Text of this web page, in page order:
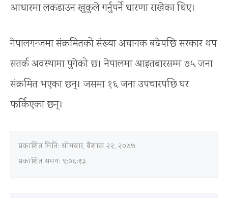
आधारमा लकडाउन खुकुले गर्नुपर्ने धारणा राखेका थिए।
नेपालगन्जमा संक्रमितको संख्या अचानक बढेपछि सरकार थप
सतर्क अवस्थामा पुगेको छ। नेपालमा आइतबारसम्म ७५ जना
संक्रमित भएका छन्। जसमा १६ जना उपचारपछि घर
फर्किएका छन्।
प्रकाशित मिति: सोमबार, बैशाख २२, २०७७
प्रकाशित समय: ९:०६:१३